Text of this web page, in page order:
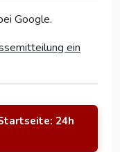
Google.
ein
24h